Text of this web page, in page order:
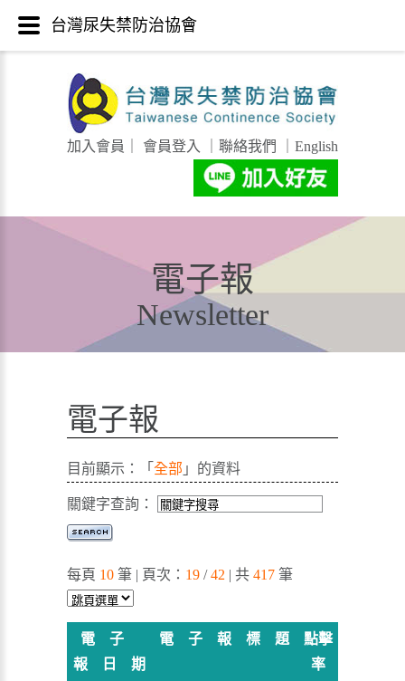
加入會員 會員登入 聯絡我們 English
電子報
Newsletter
電子報
目前顯示：「 全部 」的資料
關鍵字查詢：
每頁 10 筆 | 頁次： 19 /42 | 共 417 筆
電 子
報 日 期
電 子 報 標 題
點擊
率
台灣尿失禁防治協會